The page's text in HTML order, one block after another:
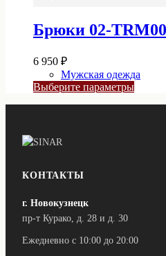
на
Брюки 02-
6 950 ₽
Мужская одежда
Выберите параметрыЭтот
КОНТАКТЫ
г. Новокузнецк
пр-т Курако, д. 28 и д. 30
Ежедневно с 10:00 до 20:00